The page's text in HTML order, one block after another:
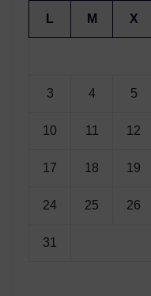
L M X
3 4 5
10 11 12
17 18 19
24 25 26
31